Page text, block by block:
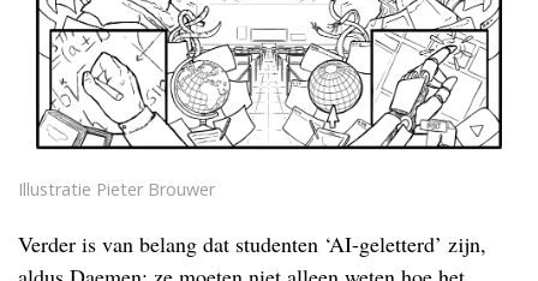
Illustratie Pieter Brouwer
Verder is van belang dat studenten ‘AI-geletterd’ zijn,